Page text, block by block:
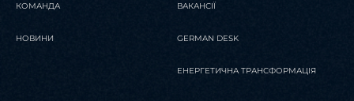
КОМАНДА
НОВИНИ
ВАКАНСІЇ
GERMAN DESK
ЕНЕРГЕТИЧНА ТРАНСФОРМАЦІЯ